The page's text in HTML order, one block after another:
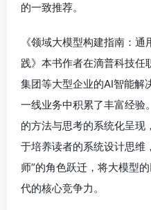
的一致推荐。
《领域大模型构建指南：
践》本书作者在滴普科技任
集团等大型企业的AI智能解
一线业务中积累了丰富经验
的方法与思考的系统化呈现
于培养读者的系统设计思维
师”的角色跃迁，将大模型
代的核心竞争力。